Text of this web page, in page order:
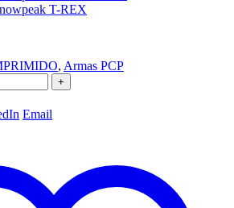
T-REX
, Armas PCP
+
Email